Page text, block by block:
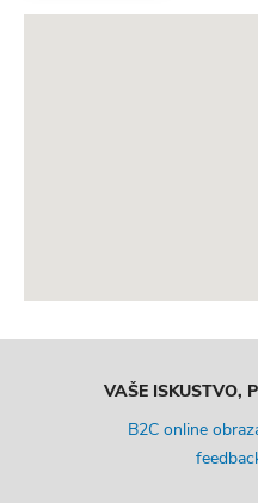
VAŠE ISKUSTVO,
B2C online